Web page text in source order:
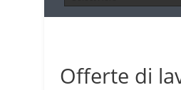
Offerte di